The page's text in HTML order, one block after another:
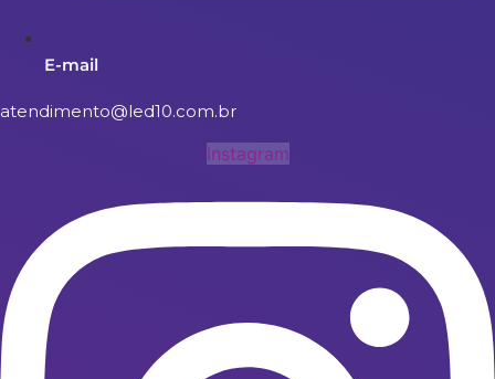
E-mail
atendimento@led10.com.br
Instagram